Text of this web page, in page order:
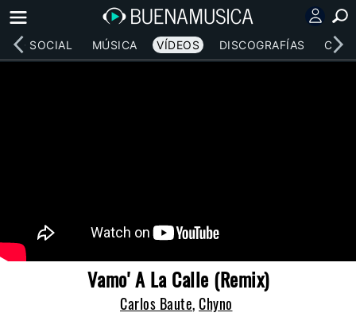
RED SOCIAL MÚSICA VÍDEOS DISCOGRAFÍAS
Vamo' A La Calle (Remix)
Carlos Baute,Chyno